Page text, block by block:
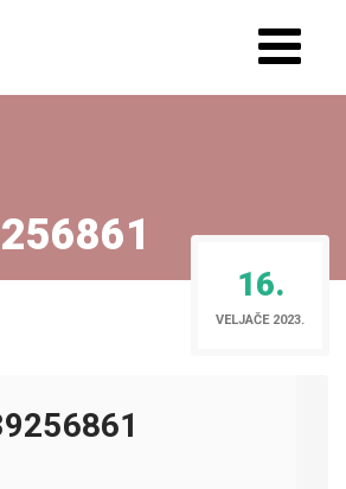
16.
VELJAČE 2023.